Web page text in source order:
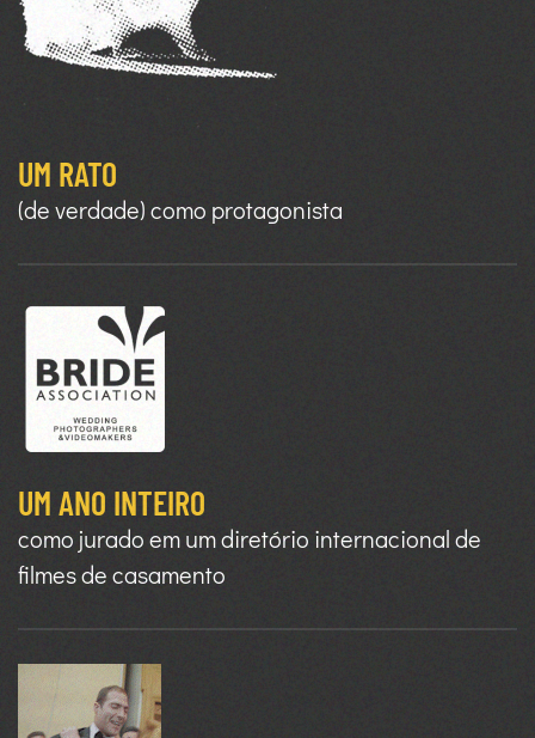
UM RATO
(de verdade) como protagonista
UM ANO INTEIRO
como jurado em um diretório internacional de
filmes de casamento